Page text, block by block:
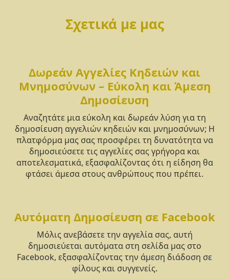
Σχετικά με μας
Δωρεάν Αγγελίες Κηδειών και
Μνημοσύνων – Εύκολη και Άμεση
Δημοσίευση
Αναζητάτε μια εύκολη και δωρεάν λύση για τη
δημοσίευση αγγελιών κηδειών και μνημοσύνων; Η
πλατφόρμα μας σας προσφέρει τη δυνατότητα να
δημοσιεύσετε τις αγγελίες σας γρήγορα και
αποτελεσματικά, εξασφαλίζοντας ότι η είδηση θα
φτάσει άμεσα στους ανθρώπους που πρέπει.
Αυτόματη Δημοσίευση σε Facebook
Μόλις ανεβάσετε την αγγελία σας, αυτή
δημοσιεύεται αυτόματα στη σελίδα μας στο
Facebook, εξασφαλίζοντας την άμεση διάδοση σε
φίλους και συγγενείς.